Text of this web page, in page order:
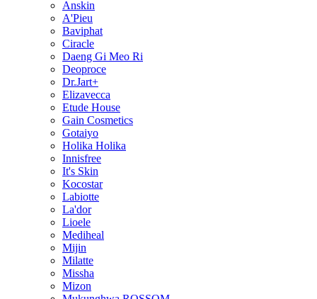
Anskin
A'Pieu
Baviphat
Ciracle
Daeng Gi Meo Ri
Deoproce
Dr.Jart+
Elizavecca
Etude House
Gain Cosmetics
Gotaiyo
Holika Holika
Innisfree
It's Skin
Kocostar
Labiotte
La'dor
Lioele
Mediheal
Mijin
Milatte
Missha
Mizon